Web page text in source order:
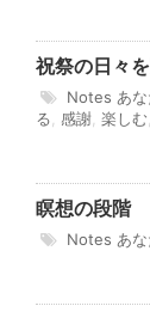
祝祭の日々
Notes あ
る
感謝 楽しむ
瞑想の段階
Notes あ